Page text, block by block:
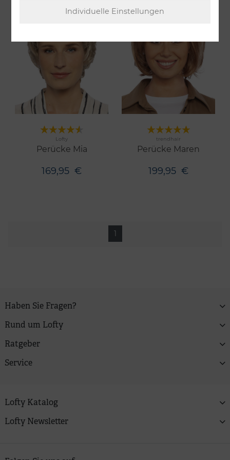
17 FarbenLofty
Perücke Mia
169,95 €
13 Farben Merken
trendhair
Perücke Maren
199,95 €
1
Haben Sie Fragen?
Rund um Lofty
Ratgeber
Service
Lofty Katalog
Lofty Newsletter